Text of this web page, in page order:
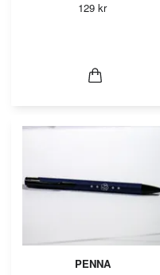
129 kr
PENNA